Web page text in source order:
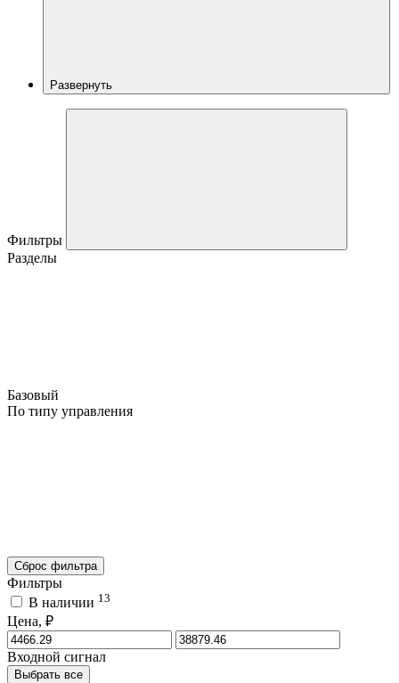
Развернуть
Фильтры
Разделы
Базовый
По типу управления
Сброс фильтра
Фильтры
В наличии 13
Цена, ₽
Входной сигнал
Выбрать все